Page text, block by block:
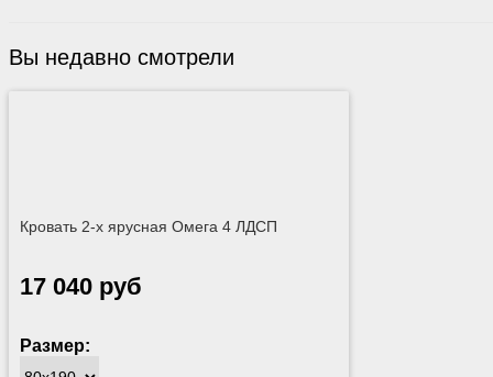
Вы недавно смотрели
Кровать 2-х ярусная Омега 4 ЛДСП
17 040 руб
Размер: